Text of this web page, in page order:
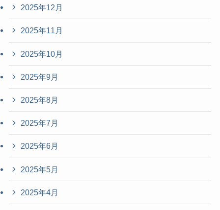
2025年12月
2025年11月
2025年10月
2025年9月
2025年8月
2025年7月
2025年6月
2025年5月
2025年4月